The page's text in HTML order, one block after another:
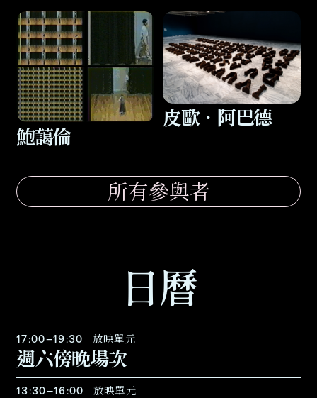
鮑藹倫
皮歐．阿巴德
所有參與者
日曆
17:00–19:30 放映單元
週六傍晚場次
13:30–16:00 放映單元